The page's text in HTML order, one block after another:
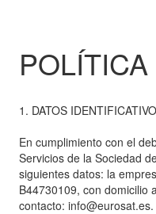
1. DATOS
En cumplimiento con el
Servicios de la Sociedad
siguientes datos: la
B44730109, con domicilio
contacto: info@eurosat.es.